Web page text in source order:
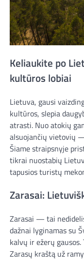
Keliaukite po
kultūros lobiai
Lietuva, gausi
kultūros, slepia
atrasti. Nuo atokių
alsuojančių vietovių
Šiame straipsnyje
tikrai nuostabių
tapusios turistų
Zarasai:
Zarasai — tai
dažnai lyginamas su
kalvų ir ežerų
Zarasų kraštą už